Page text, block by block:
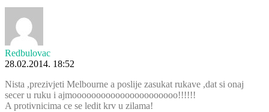
Redbulovac
28.02.2014. 18:52
Nista ,prezivjeti Melbourne a poslije zasukat rukave ,dat si onaj
secer u ruku i ajmoooooooooooooooooooooo!!!!!!
A protivnicima ce se ledit krv u zilama!